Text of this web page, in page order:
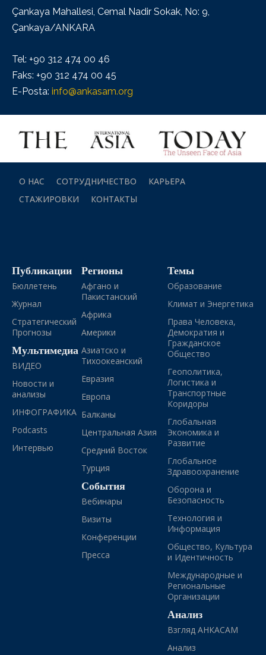
Çankaya Mahallesi, Cemal Nadir Sokak, No: 9,
Çankaya/ANKARA
Tel: +90 312 474 00 46
Faks: +90 312 474 00 45
E-Posta: info@ankasam.org
О НАС СОТРУДНИЧЕСТВО
КАРЬЕРА
СТАЖИРОВКИ
КОНТАКТЫ
Публикации
Бюллетень
Журнал
Стратегический
Прогнозы
Мультимедиа
ВИДЕО
Новости и
анализы
ИНФОГРАФИКА
Podcasts
Интервью
Регионы
Афгано и
Пакистанский
Африка
Америки
Азиатско и
Тихоокеанский
Евразия
Европа
Балканы
Центральная Азия
Средний Восток
Турция
События
Вебинары
Визиты
Конференции
Пресса
Темы
Образование
Климат и Энергетика
Права Человека,
Демократия и
Гражданское
Общество
Геополитика,
Логистика и
Транспортные
Коридоры
Глобальная
Экономика и
Развитие
Глобальное
Здравоохранение
Оборона и
Безопасность
Технология и
Информация
Общество, Культура
и Идентичность
Международные и
Региональные
Организации
Анализ
Взгляд АНКАСАМ
Анализ